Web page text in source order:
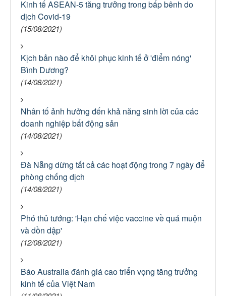
Kinh tế ASEAN-5 tăng trưởng trong bấp bênh do
dịch Covid-19
(15/08/2021)
Kịch bản nào để khôi phục kinh tế ở 'điểm nóng'
Bình Dương?
(14/08/2021)
Nhân tố ảnh hưởng đến khả năng sinh lời của các
doanh nghiệp bất động sản
(14/08/2021)
Đà Nẵng dừng tất cả các hoạt động trong 7 ngày để
phòng chống dịch
(14/08/2021)
Phó thủ tướng: 'Hạn chế việc vaccine về quá muộn
và dồn dập'
(12/08/2021)
Báo Australia đánh giá cao triển vọng tăng trưởng
kinh tế của Việt Nam